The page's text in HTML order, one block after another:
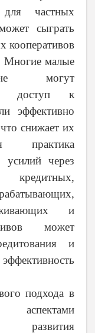
для частных
сыграть
кооперативов
Многие малые
не могут
доступ к
эффективно
снижает их
практика
усилий через
и
может
и
подхода в
аспектами
развития